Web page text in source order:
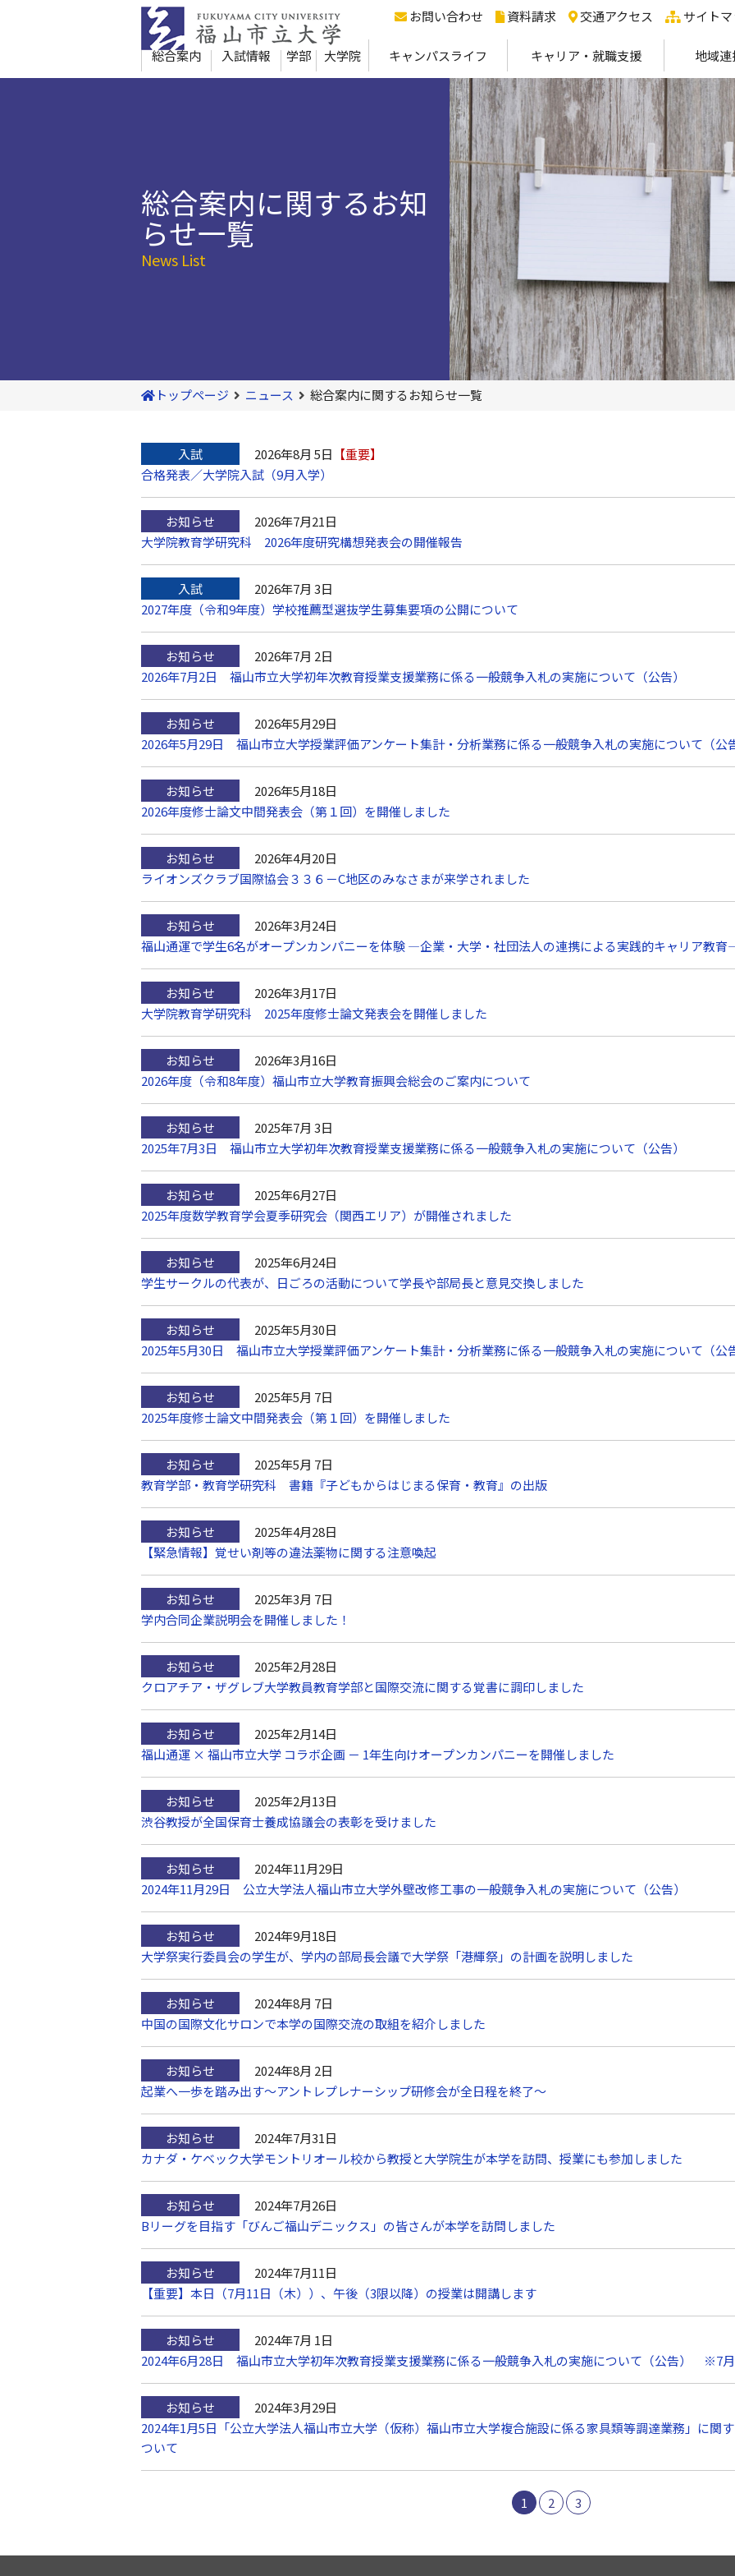
本
文
へ
移
お問い合わせ 資料請求 交通アクセス サイト
総合案内 入試情報 学部 大学院 キャンパスライフ キャリア・就職支援 地域
総合案内に関するお知
らせ一覧
News List
トップページ ニュース 総合案内に関するお知らせ一覧
入試 2026年8月 5日 【重要】
合格発表／大学院入試（9月入学）
お知らせ
2026年7月21日
大学院教育学研究科 2026年度研究構想発表会の開催報告
入試
2026年7月 3日
2027年度（令和9年度）学校推薦型選抜学生募集要項の公開について
お知らせ
2026年7月 2日
2026年7月2日 福山市立大学初年次教育授業支援業務に係る一般競争入札の実施について（公告）
お知らせ
2026年5月29日
2026年5月29日 福山市立大学授業評価アンケート集計・分析業務に係る一般競争入札の実施について（公
お知らせ
2026年5月18日
2026年度修士論文中間発表会（第１回）を開催しました
お知らせ
2026年4月20日
ライオンズクラブ国際協会３３６－C地区のみなさまが来学されました
お知らせ
2026年3月24日
福山通運で学生6名がオープンカンパニーを体験 ―企業・大学・社団法人の連携による実践的キャリア教
お知らせ
2026年3月17日
大学院教育学研究科 2025年度修士論文発表会を開催しました
お知らせ
2026年3月16日
2026年度（令和8年度）福山市立大学教育振興会総会のご案内について
お知らせ
2025年7月 3日
2025年7月3日 福山市立大学初年次教育授業支援業務に係る一般競争入札の実施について（公告）
お知らせ
2025年6月27日
2025年度数学教育学会夏季研究会（関西エリア）が開催されました
お知らせ
2025年6月24日
学生サークルの代表が、日ごろの活動について学長や部局長と意見交換しました
お知らせ
2025年5月30日
2025年5月30日 福山市立大学授業評価アンケート集計・分析業務に係る一般競争入札の実施について（公
お知らせ
2025年5月 7日
2025年度修士論文中間発表会（第１回）を開催しました
お知らせ
2025年5月 7日
教育学部・教育学研究科 書籍『子どもからはじまる保育・教育』の出版
お知らせ
2025年4月28日
【緊急情報】覚せい剤等の違法薬物に関する注意喚起
お知らせ
2025年3月 7日
学内合同企業説明会を開催しました！
お知らせ
2025年2月28日
クロアチア・ザグレブ大学教員教育学部と国際交流に関する覚書に調印しました
お知らせ
2025年2月14日
福山通運 × 福山市立大学 コラボ企画 － 1年生向けオープンカンパニーを開催しました
お知らせ
2025年2月13日
渋谷教授が全国保育士養成協議会の表彰を受けました
お知らせ
2024年11月29日
2024年11月29日 公立大学法人福山市立大学外壁改修工事の一般競争入札の実施について（公告）
お知らせ
2024年9月18日
大学祭実行委員会の学生が、学内の部局長会議で大学祭「港輝祭」の計画を説明しました
お知らせ
2024年8月 7日
中国の国際文化サロンで本学の国際交流の取組を紹介しました
お知らせ
2024年8月 2日
起業へ一歩を踏み出す～アントレプレナーシップ研修会が全日程を終了～
お知らせ
2024年7月31日
カナダ・ケベック大学モントリオール校から教授と大学院生が本学を訪問、授業にも参加しました
お知らせ
2024年7月26日
Bリーグを目指す「びんご福山デニックス」の皆さんが本学を訪問しました
お知らせ
2024年7月11日
【重要】本日（7月11日（木））、午後（3限以降）の授業は開講します
お知らせ
2024年7月 1日
2024年6月28日 福山市立大学初年次教育授業支援業務に係る一般競争入札の実施について（公告） ※7
お知らせ
2024年3月29日
2024年1月5日「公立大学法人福山市立大学（仮称）福山市立大学複合施設に係る家具類等調達業務」に関
ついて
1 2 3